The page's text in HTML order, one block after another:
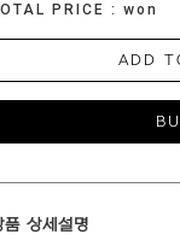
PRICE : won
ADD
품 상세설명